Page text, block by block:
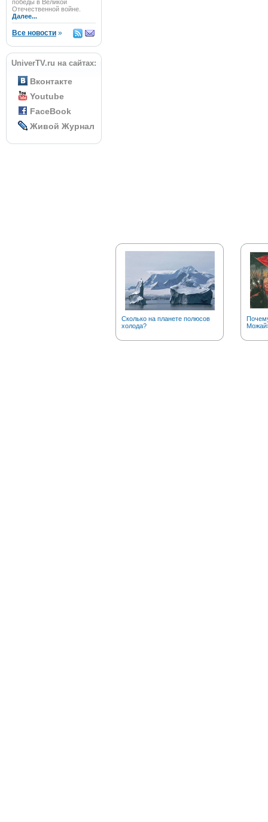
победы в Великой
Отечественной войне.
Далее...
Все новости »
UniverTV.ru на сайтах:
Вконтакте
Youtube
FaceBook
Живой Журнал
Сколько на планете полюсов
холода?